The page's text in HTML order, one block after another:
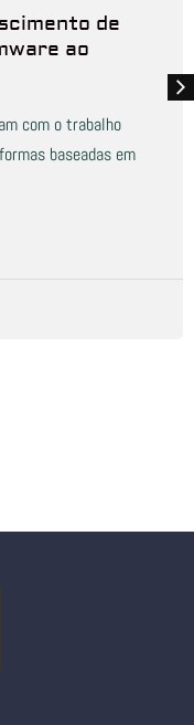
de
ao
com o trabalho
baseadas em